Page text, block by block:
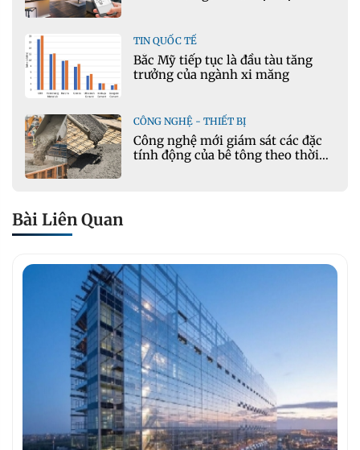
TIN QUỐC TẾ
Bắc Mỹ tiếp tục là đầu tàu tăng
trưởng của ngành xi măng
CÔNG NGHỆ - THIẾT BỊ
Công nghệ mới giám sát các đặc
tính động của bê tông theo thời
Bài Liên Quan